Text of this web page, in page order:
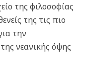
της φιλοσοφίας
της τις πιο
την
νεανικής όψης